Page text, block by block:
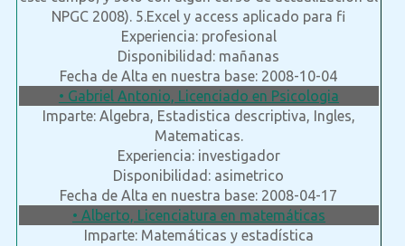
NPGC 2008). 5.Excel y access aplicado para fi
Experiencia: profesional
Disponibilidad: mañanas
Fecha de Alta en nuestra base: 2008-10-04
• Gabriel Antonio, Licenciado en Psicologia
Imparte: Algebra, Estadistica descriptiva, Ingles,
Matematicas.
Experiencia: investigador
Disponibilidad: asimetrico
Fecha de Alta en nuestra base: 2008-04-17
• Alberto, Licenciatura en matemáticas
Imparte: Matemáticas y estadística